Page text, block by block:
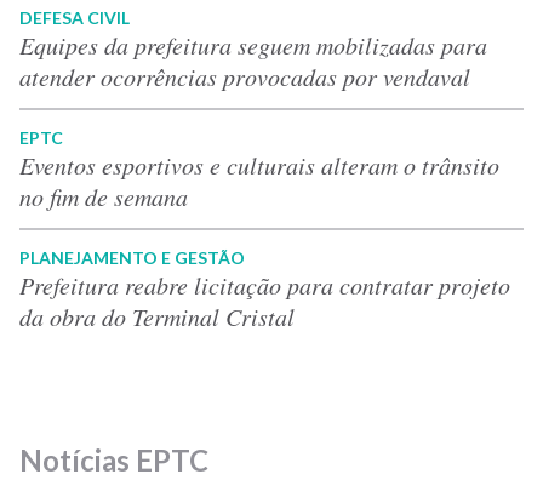
DEFESA CIVIL
Equipes da prefeitura seguem mobilizadas para
atender ocorrências provocadas por vendaval
EPTC
Eventos esportivos e culturais alteram o trânsito
no fim de semana
PLANEJAMENTO E GESTÃO
Prefeitura reabre licitação para contratar projeto
da obra do Terminal Cristal
Notícias EPTC